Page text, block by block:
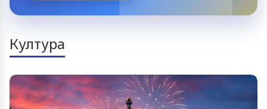
Култура